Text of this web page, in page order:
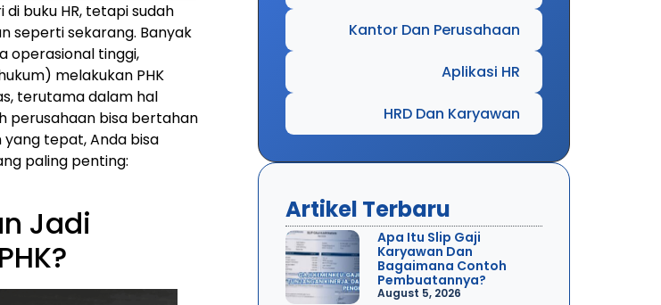
buku HR, tetapi sudah
seperti sekarang. Banyak
operasional tinggi,
melakukan PHK
terutama dalam hal
perusahaan bisa bertahan
tepat, Anda bisa
paling penting:
Jadi
Kantor Dan Perusahaan
Aplikasi HR
HRD Dan Karyawan
Artikel Terbaru
Apa Itu Slip Gaji
Karyawan Dan
Bagaimana Contoh
Pembuatannya?
August 5, 2026